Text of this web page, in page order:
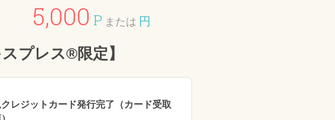
5,000 P または 円
プレス®限定】
レジットカード発行完了（カード受取